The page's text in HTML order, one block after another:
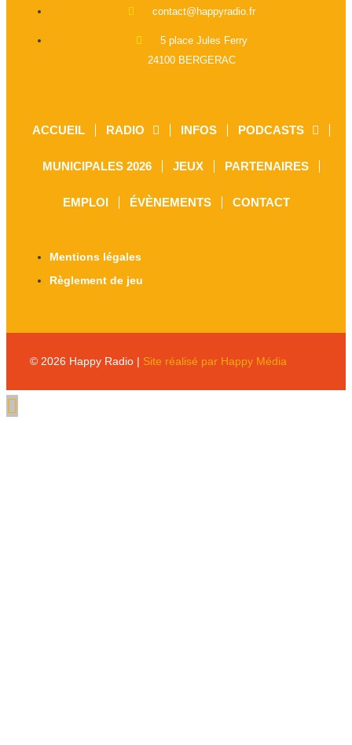
contact@happyradio.fr
5 place Jules Ferry
24100 BERGERAC
ACCUEIL RADIO INFOS PODCASTS
MUNICIPALES 2026 JEUX PARTENAIRES
EMPLOI ÉVÈNEMENTS CONTACT
Mentions légales
Règlement de jeu
© 2026 Happy Radio | Site réalisé par Happy Média